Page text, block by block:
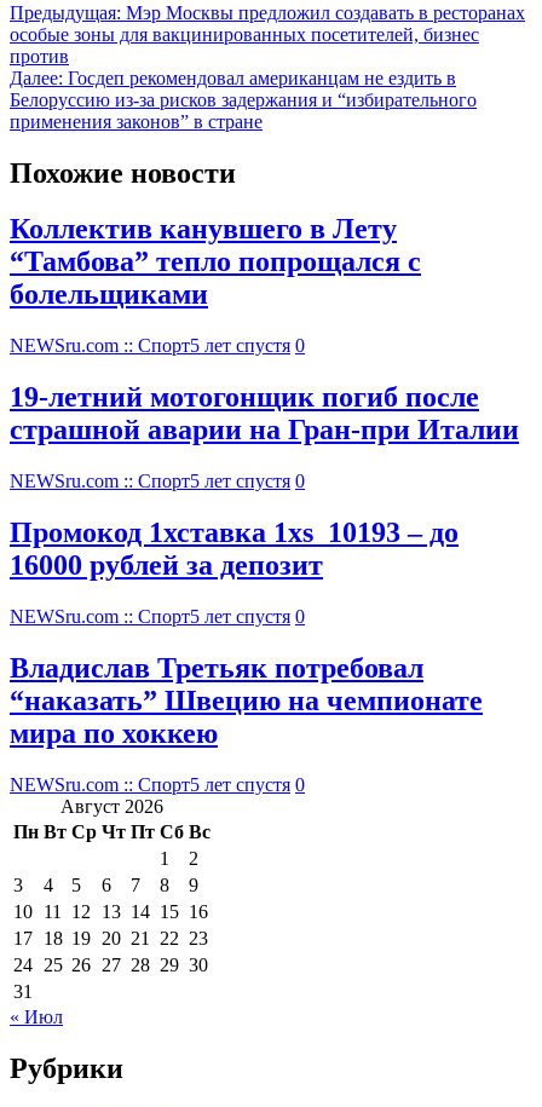
Предыдущая: Мэр Москвы предложил создавать в ресторанах
особые зоны для вакцинированных посетителей, бизнес
против
Далее: Госдеп рекомендовал американцам не ездить в
Белоруссию из-за рисков задержания и “избирательного
применения законов” в стране
Похожие новости
Коллектив канувшего в Лету
“Тамбова” тепло попрощался с
болельщиками
NEWSru.com :: Спорт5 лет спустя 0
19-летний мотогонщик погиб после
страшной аварии на Гран-при Италии
NEWSru.com :: Спорт5 лет спустя 0
Промокод 1хставка 1xs_10193 – до
16000 рублей за депозит
NEWSru.com :: Спорт5 лет спустя 0
Владислав Третьяк потребовал
“наказать” Швецию на чемпионате
мира по хоккею
NEWSru.com :: Спорт5 лет спустя 0
Август 2026
Пн Вт Ср Чт Пт Сб Вс
1
2
3
4 5 6 7 8
9
10 11 12 13 14 15 16
17 18 19 20 21 22 23
24 25 26 27 28 29 30
31
« Июл
Рубрики